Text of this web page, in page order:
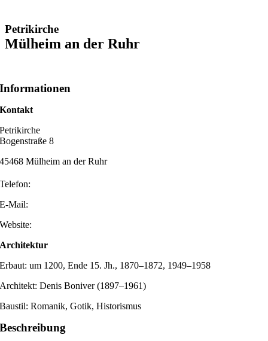
Petrikirche
Mülheim an der Ruhr
Informationen
Kontakt
Petrikirche
Bogenstraße 8
45468 Mülheim an der Ruhr
Telefon:
E-Mail:
Website:
Architektur
Erbaut: um 1200, Ende 15. Jh., 1870–1872, 1949–1958
Architekt: Denis Boniver (1897–1961)
Baustil: Romanik, Gotik, Historismus
Beschreibung